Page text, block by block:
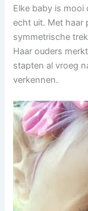
Elke baby is mooi
echt uit. Met haar
symmetrische
Haar ouders
stapten al vroeg
verkennen.